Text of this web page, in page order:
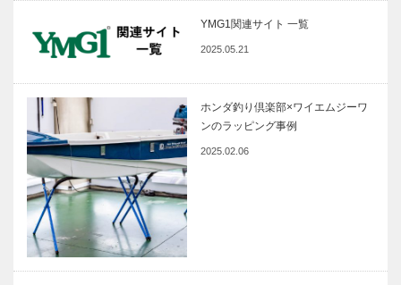
YMG1関連サイト 一覧
2025.05.21
ホンダ釣り倶楽部×ワイエムジーワ
ンのラッピング事例
2025.02.06